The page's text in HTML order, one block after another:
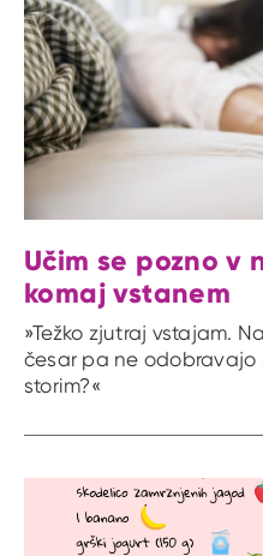
Učim se pozno v
komaj vstanem
»Težko zjutraj vstajam.
česar pa ne odobravajo
storim?«